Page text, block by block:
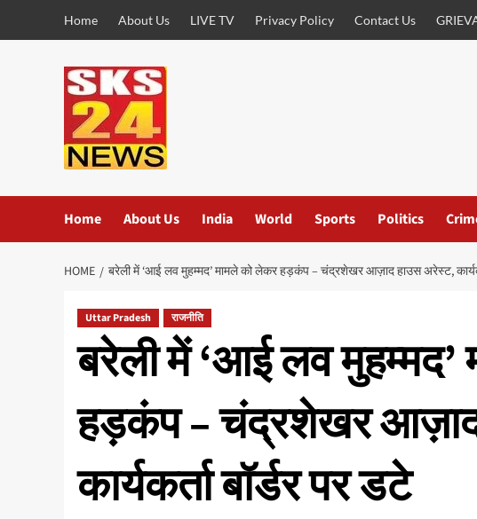
Home About Us LIVE TV Privacy Policy Contact Us
Home About Us India World Sports Politics
HOME बरेली में ‘आई लव मुहम्मद’ मामले को लेकर हड़कंप – चंद्रशेखर आज़ाद हाउस अरेस्ट,
Uttar Pradesh राजनीति
बरेली में ‘आई लव
हड़कंप – चंद्रशेखर
कार्यकर्ता बॉर्डर पर डटे